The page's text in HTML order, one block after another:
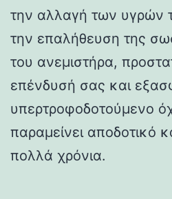
την αλλαγή των υγρών
την επαλήθευση της
του ανεμιστήρα,
επένδυσή σας και
υπερτροφοδοτούμενο
παραμείνει αποδοτικό
πολλά χρόνια.